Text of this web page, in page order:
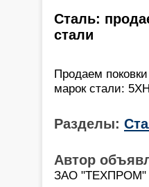
Сталь:
стали
Продаем
марок стали:
Разделы:
Автор
ЗАО "ТЕХПРОМ"